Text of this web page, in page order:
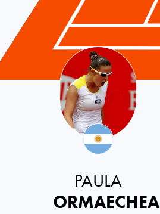
Argentina
PAULA
ORMAECHEA